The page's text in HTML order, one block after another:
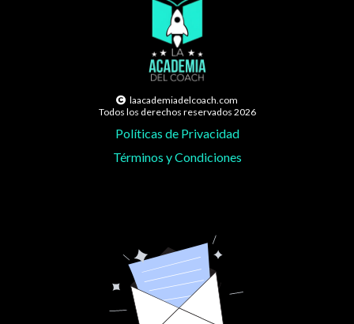
laacademiadelcoach.com
Todos los derechos reservados 2026
Políticas de Privacidad
Términos y Condiciones